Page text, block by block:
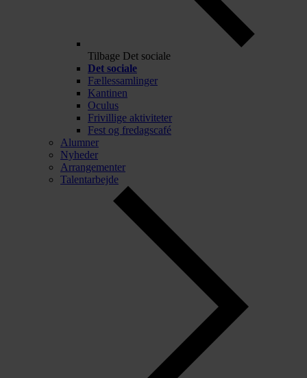
Tilbage Det sociale
Det sociale
Fællessamlinger
Kantinen
Oculus
Frivillige aktiviteter
Fest og fredagscafé
Alumner
Nyheder
Arrangementer
Talentarbejde